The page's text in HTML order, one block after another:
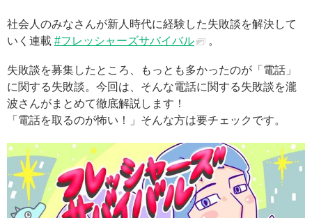
社会人のみなさんが新人時代に経験した失敗談を解決して
いく連載 #フレッシャーズサバイバル 。
失敗談を募集したところ、もっとも多かったのが「電話」
に関する失敗談。今回は、そんな電話に関する失敗談を瀧
波さんがまとめて徹底解説します！
「電話を取るのが怖い！」そんな方は要チェックです。